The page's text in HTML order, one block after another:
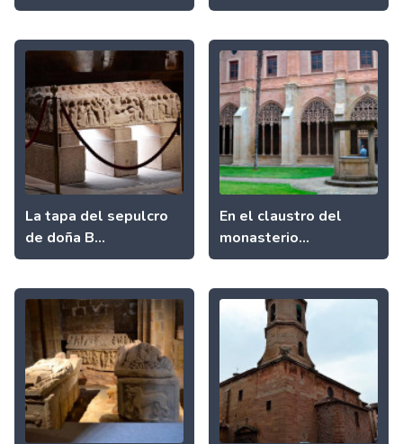
La tapa del sepulcro
de doña B...
En el claustro del
monasterio...